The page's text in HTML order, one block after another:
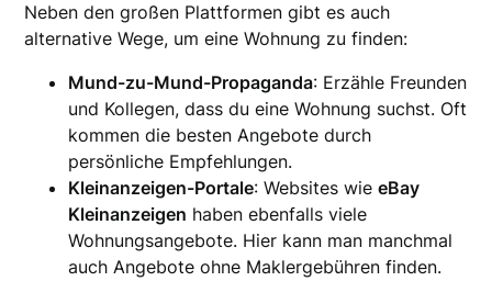
Neben den großen Plattformen gibt es auch
alternative Wege, um eine Wohnung zu finden:
Mund-zu-Mund-Propaganda: Erzähle Freunden
und Kollegen, dass du eine Wohnung suchst. Oft
kommen die besten Angebote durch
persönliche Empfehlungen.
Kleinanzeigen-Portale: Websites wieeBay
Kleinanzeigen haben ebenfalls viele
Wohnungsangebote. Hier kann man manchmal
auch Angebote ohne Maklergebühren finden.